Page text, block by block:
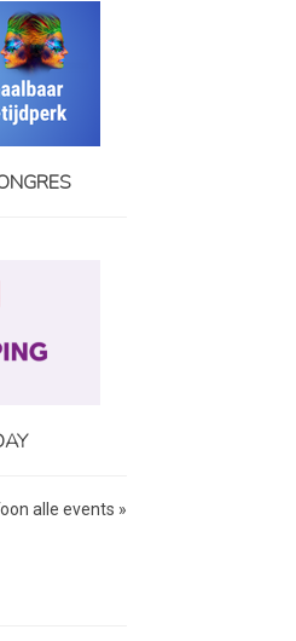
alle events »